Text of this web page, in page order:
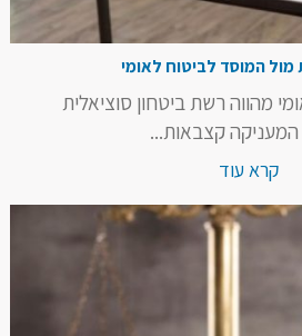
מול המוסד לביטוח לאומי
מהווה רשת ביטחון סוציאלית
קצבאות...
קרא עוד